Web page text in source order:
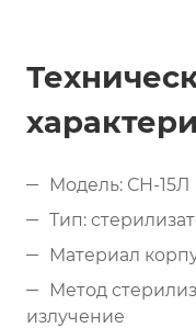
Модель: СН-15Л
Тип:
Материал
Метод
излучение